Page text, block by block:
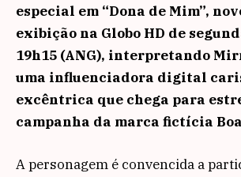
especial em “Dona de Mim”,
exibição na Globo HD de
19h15 (ANG), interpretando
uma influenciadora digital
excêntrica que chega para
campanha da marca fictícia
A personagem é convencida a